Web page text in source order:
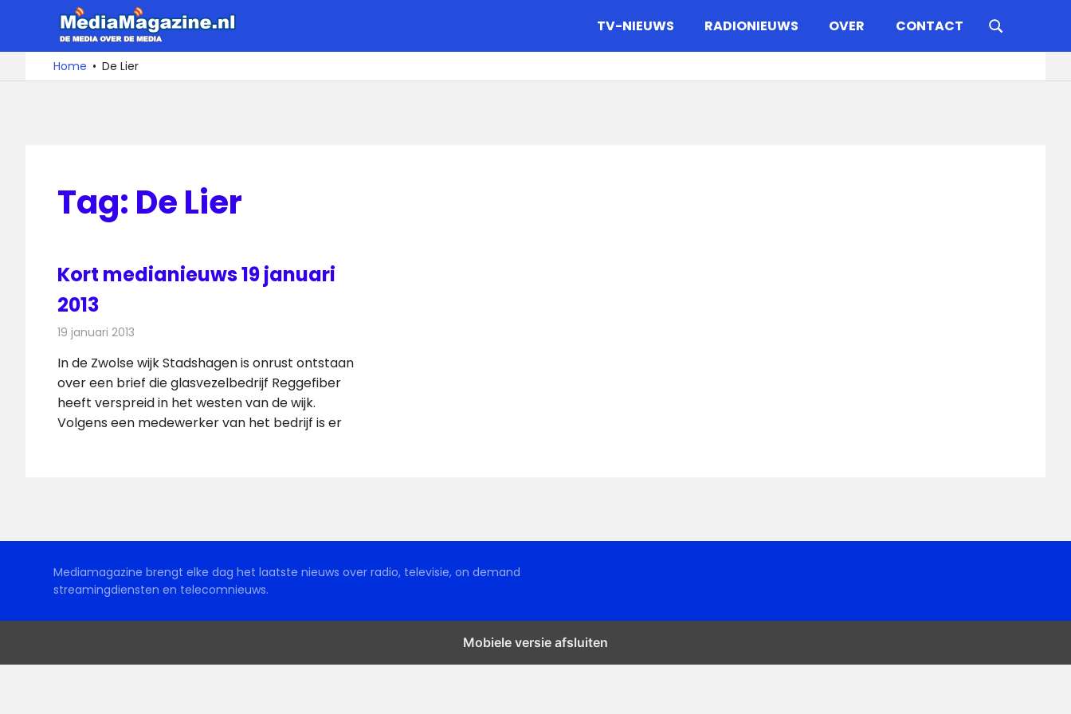
de
De
media
over
TV-NIEUWS RADIONIEUWS OVER CONTACT
Home De Lier
Tag: De Lier
Kort medianieuws 19 januari
2013
19 januari 2013
In de Zwolse wijk Stadshagen is onrust ontstaan
over een brief die glasvezelbedrijf Reggefiber
heeft verspreid in het westen van de wijk.
Volgens een medewerker van het bedrijf is er
Mediamagazine brengt elke dag het laatste nieuws over radio, televisie, on demand
streamingdiensten en telecomnieuws.
Mobiele versie afsluiten